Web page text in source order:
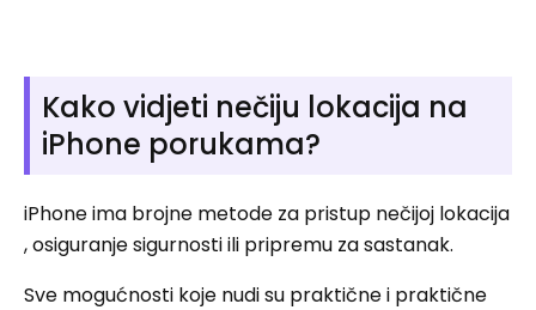
Kako vidjeti nečiju lokacija na
iPhone porukama?
iPhone ima brojne metode za pristup nečijoj lokacija
, osiguranje sigurnosti ili pripremu za sastanak.
Sve mogućnosti koje nudi su praktične i praktične